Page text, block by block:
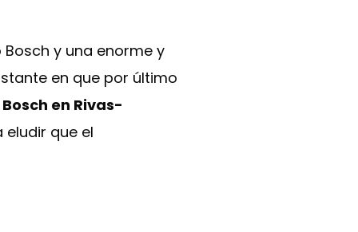
y una enorme y
en que por último
en Rivas-
que el